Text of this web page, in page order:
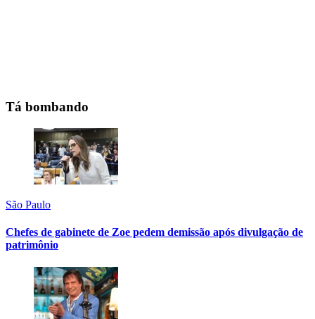
Tá bombando
São Paulo
Chefes de gabinete de Zoe pedem demissão após divulgação de
patrimônio